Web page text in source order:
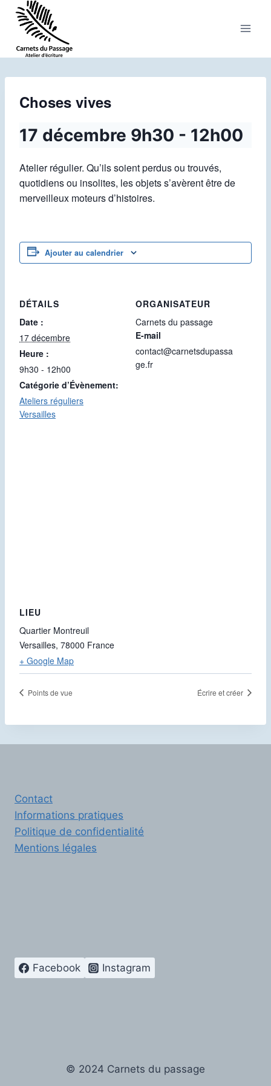
Aller
contenu
Choses vives
17 décembre 9h30 - 12h00
Atelier régulier. Qu’ils soient perdus ou trouvés,
quotidiens ou insolites, les objets s’avèrent être de
merveilleux moteurs d’histoires.
Ajouter au calendrier
DÉTAILS
Date :
17 décembre
Heure :
9h30 - 12h00
Catégorie d’Évènement:
Ateliers réguliers
Versailles
ORGANISATEUR
Carnets du passage
E-mail
contact@carnetsdupassa
ge.fr
LIEU
Quartier Montreuil
Versailles, 78000 France
+ Google Map
Points de vue Écrire et créer
Contact
Informations pratiques
Politique de confidentialité
Mentions légales
Facebook Instagram
© 2024 Carnets du passage